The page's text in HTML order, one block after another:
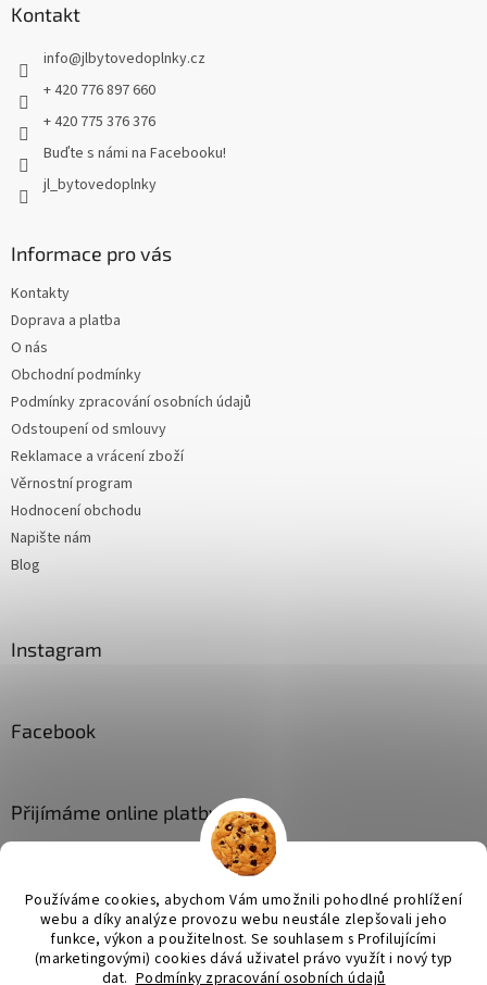
Používáme cookies, abychom Vám umožnili pohodlné prohlížení
webu a díky analýze provozu webu neustále zlepšovali jeho
funkce, výkon a použitelnost. Se souhlasem s Profilujícími
(marketingovými) cookies dává uživatel právo využít i nový typ
dat. Podmínky zpracování osobních údajů
Kontakt
info@jlbytovedoplnky.cz
+ 420 776 897 660
+ 420 775 376 376
Buďte s námi na Facebooku!
jl_bytovedoplnky
Informace pro vás
Kontakty
Doprava a platba
O nás
Obchodní podmínky
Podmínky zpracování osobních údajů
Odstoupení od smlouvy
Reklamace a vrácení zboží
Věrnostní program
Hodnocení obchodu
Napište nám
Blog
Instagram
Facebook
Přijímáme online platby
Vytvořil Shoptet